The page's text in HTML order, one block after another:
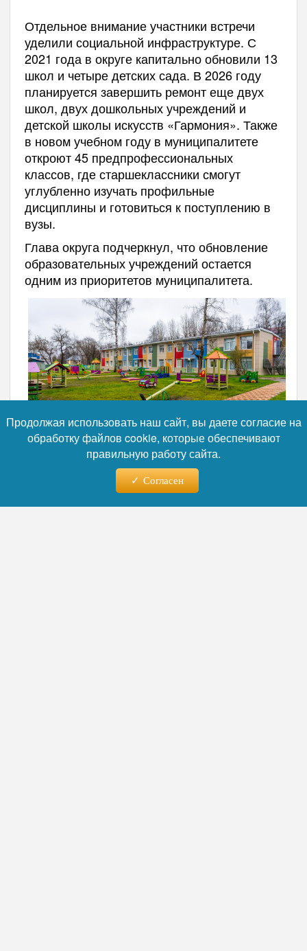
Отдельное внимание участники встречи
уделили социальной инфраструктуре. С
2021 года в округе капитально обновили 13
школ и четыре детских сада. В 2026 году
планируется завершить ремонт еще двух
школ, двух дошкольных учреждений и
детской школы искусств «Гармония». Также
в новом учебном году в муниципалитете
откроют 45 предпрофессиональных
классов, где старшеклассники смогут
углубленно изучать профильные
дисциплины и готовиться к поступлению в
вузы.
Глава округа подчеркнул, что обновление
образовательных учреждений остается
одним из приоритетов муниципалитета.
Фото: Пресс-служба правительства Московской области
«В рамках программы Президента
Продолжая использовать наш сайт, вы даете согласие на
обработку файлов cookie, которые обеспечивают
правильную работу сайта.
Согласен